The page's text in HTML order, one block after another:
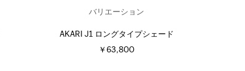
バリエーション
AKARI J1 ロングタイプシェード
￥63,800